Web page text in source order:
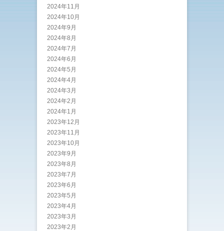
2024年11月
2024年10月
2024年9月
2024年8月
2024年7月
2024年6月
2024年5月
2024年4月
2024年3月
2024年2月
2024年1月
2023年12月
2023年11月
2023年10月
2023年9月
2023年8月
2023年7月
2023年6月
2023年5月
2023年4月
2023年3月
2023年2月